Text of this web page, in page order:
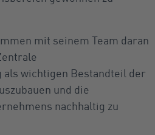
mit seinem Team daran
wichtigen Bestandteil der
und die
nachhaltig zu